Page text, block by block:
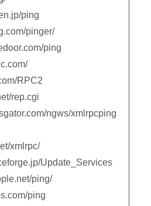
ping
pinger/
ping
RPC2
rep.cgi
ngws/xmlrpcping
xmlrpc/
Update_Services
ping/
ping